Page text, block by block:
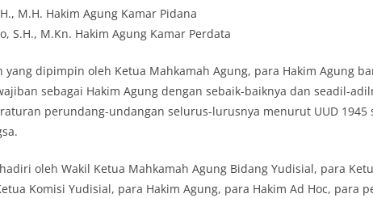
M.H. Hakim Agung Kamar Pidana
S.H., M.Kn. Hakim Agung Kamar Perdata
yang dipimpin oleh Ketua Mahkamah Agung, para Hakim Agung
sebagai Hakim Agung dengan sebaik-baiknya dan seadil-
perundang-undangan selurus-lurusnya menurut UUD 1945
oleh Wakil Ketua Mahkamah Agung Bidang Yudisial, para
Komisi Yudisial, para Hakim Agung, para Hakim Ad Hoc, para